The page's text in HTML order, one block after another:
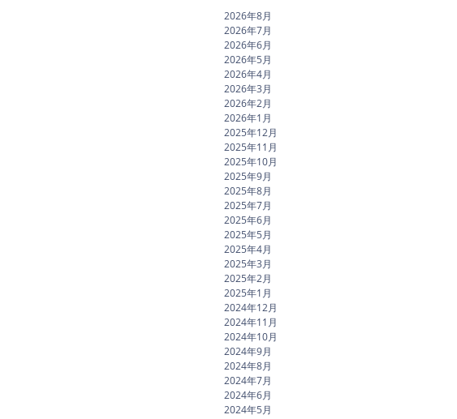
2026年8月
2026年7月
2026年6月
2026年5月
2026年4月
2026年3月
2026年2月
2026年1月
2025年12月
2025年11月
2025年10月
2025年9月
2025年8月
2025年7月
2025年6月
2025年5月
2025年4月
2025年3月
2025年2月
2025年1月
2024年12月
2024年11月
2024年10月
2024年9月
2024年8月
2024年7月
2024年6月
2024年5月